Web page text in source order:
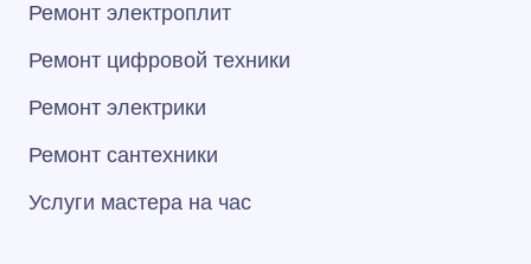
Ремонт электроплит
Ремонт цифровой техники
Ремонт электрики
Ремонт сантехники
Услуги мастера на час